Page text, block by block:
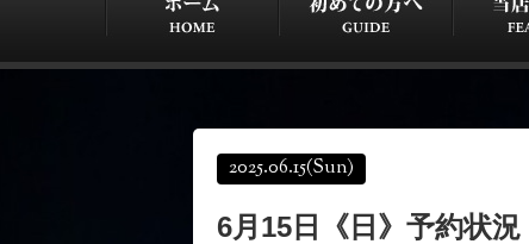
2025.06.15(Sun)
6月15日《日》予約状況